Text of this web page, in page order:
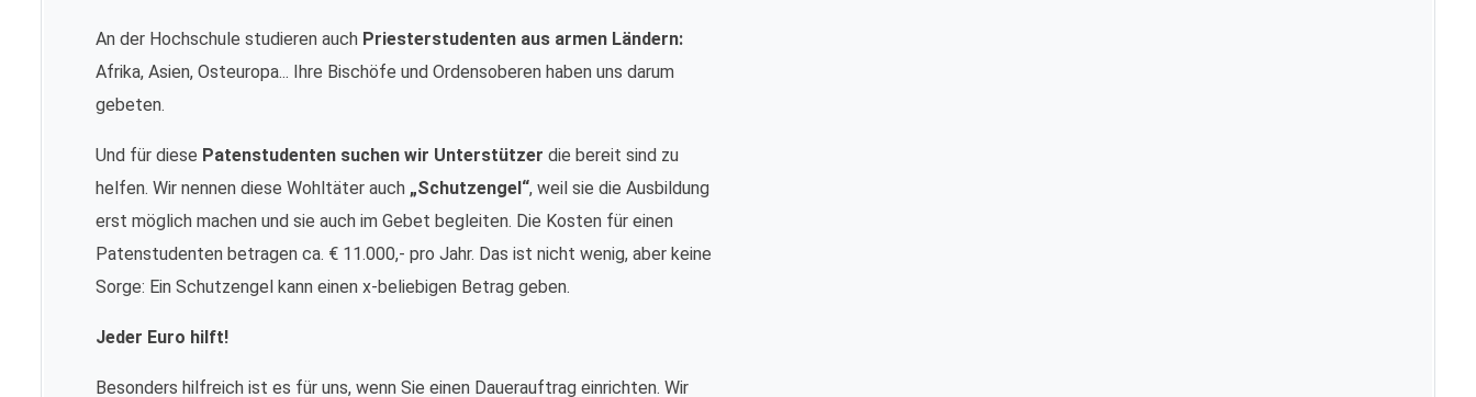
An der Hochschule studieren auch Priesterstudenten aus armen Ländern:
Afrika, Asien, Osteuropa... Ihre Bischöfe und Ordensoberen haben uns darum
gebeten.
Und für diese Patenstudenten suchen wir Unterstützer die bereit sind zu
helfen. Wir nennen diese Wohltäter auch „Schutzengel“, weil sie die Ausbildung
erst möglich machen und sie auch im Gebet begleiten. Die Kosten für einen
Patenstudenten betragen ca. € 11.000,- pro Jahr. Das ist nicht wenig, aber keine
Sorge: Ein Schutzengel kann einen x-beliebigen Betrag geben.
Jeder Euro hilft!
Besonders hilfreich ist es für uns, wenn Sie einen Dauerauftrag einrichten. Wir